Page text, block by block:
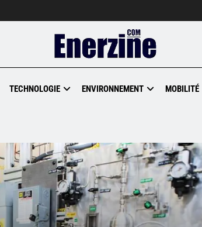
TECHNOLOGIE ENVIRONNEMENT MOBILITÉ